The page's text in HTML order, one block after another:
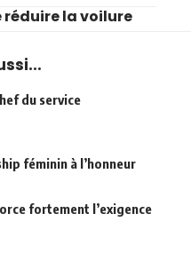
la voilure
du service
féminin à l’honneur
fortement l’exigence